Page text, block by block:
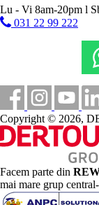
Activitati
scufundari
sporturi
All
Lu - Vi 8am-20pm l
031 22 99 222
Copyright © 2026,
Facem parte din
mai mare grup